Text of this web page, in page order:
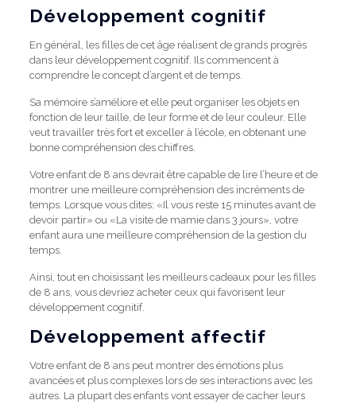
Développement cognitif
En général, les filles de cet âge réalisent de grands progrès
dans leur développement cognitif. Ils commencent à
comprendre le concept d’argent et de temps.
Sa mémoire s’améliore et elle peut organiser les objets en
fonction de leur taille, de leur forme et de leur couleur. Elle
veut travailler très fort et exceller à l’école, en obtenant une
bonne compréhension des chiffres.
Votre enfant de 8 ans devrait être capable de lire l’heure et de
montrer une meilleure compréhension des incréments de
temps. Lorsque vous dites: «Il vous reste 15 minutes avant de
devoir partir» ou «La visite de mamie dans 3 jours», votre
enfant aura une meilleure compréhension de la gestion du
temps.
Ainsi, tout en choisissant les meilleurs cadeaux pour les filles
de 8 ans, vous devriez acheter ceux qui favorisent leur
développement cognitif.
Développement affectif
Votre enfant de 8 ans peut montrer des émotions plus
avancées et plus complexes lors de ses interactions avec les
autres. La plupart des enfants vont essayer de cacher leurs